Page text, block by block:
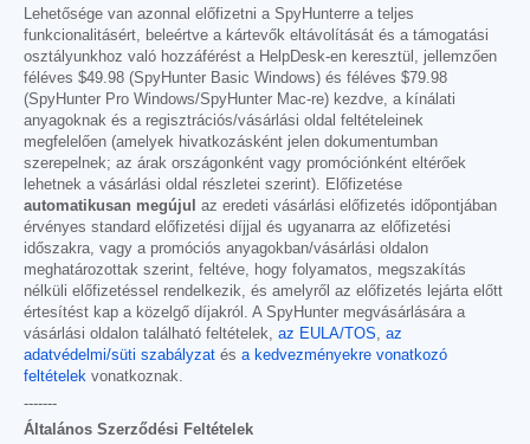
Lehetősége van azonnal előfizetni a SpyHunterre a teljes
funkcionalitásért, beleértve a kártevők eltávolítását és a támogatási
osztályunkhoz való hozzáférést a HelpDesk-en keresztül, jellemzően
féléves $49.98 (SpyHunter Basic Windows) és féléves $79.98
(SpyHunter Pro Windows/SpyHunter Mac-re) kezdve, a kínálati
anyagoknak és a regisztrációs/vásárlási oldal feltételeinek
megfelelően (amelyek hivatkozásként jelen dokumentumban
szerepelnek; az árak országonként vagy promóciónként eltérőek
lehetnek a vásárlási oldal részletei szerint). Előfizetése
automatikusan megújul
az eredeti vásárlási előfizetés időpontjában
érvényes standard előfizetési díjjal és ugyanarra az előfizetési
időszakra, vagy a promóciós anyagokban/vásárlási oldalon
meghatározottak szerint, feltéve, hogy folyamatos, megszakítás
nélküli előfizetéssel rendelkezik, és amelyről az előfizetés lejárta előtt
értesítést kap a közelgő díjakról. A SpyHunter megvásárlására a
vásárlási oldalon található feltételek, az EULA/TOS, az
adatvédelmi/süti szabályzat és a kedvezményekre vonatkozó
feltételek vonatkoznak.
-------
Általános Szerződési Feltételek